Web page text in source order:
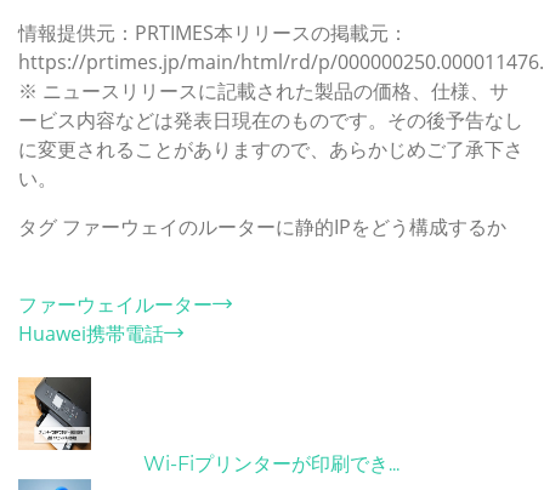
情報提供元：PRTIMES本リリースの掲載元：
https://prtimes.jp/main/html/rd/p/
※ ニュースリリースに記載された製品の価格、仕様、サ
ービス内容などは発表日現在のものです。その後予告なし
に変更されることがありますので、あらかじめご了承下さ
い。
タグ ファーウェイのルーターに静的IPをどう構成するか
ファーウェイルーター
Huawei携帯電話
Wi-Fiプリンターが印刷でき...